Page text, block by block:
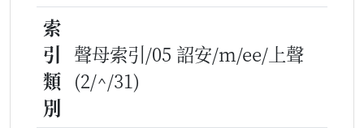
索
引
類
別
聲母索引/05 詔安/m/ee/上聲
(2/^/31)